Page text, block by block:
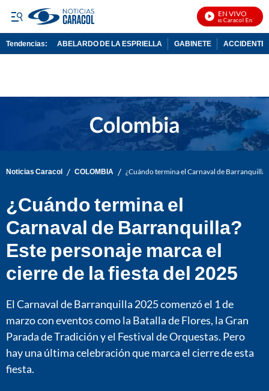
EN VIVO
Noticias Caracol En Vivo
Tendencias: ABELARDO DE LA ESPRIELLA GABINETE ACCIDENTE
Noticias Caracol / COLOMBIA / ¿Cuándo termina el Carnaval de
¿Cuándo termina el
Carnaval de Barranquilla?
Este personaje marca el
cierre de la fiesta del 2025
El Carnaval de Barranquilla 2025 comenzó el 1 de
marzo con eventos como la Batalla de Flores, la Gran
Parada de Tradición y el Festival de Orquestas. Pero
hay una última celebración que marca el cierre de esta
fiesta.